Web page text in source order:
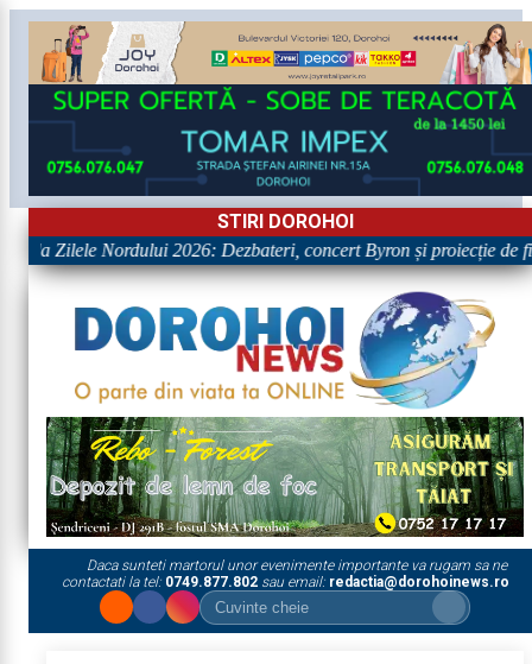
STIRI DOROHOI
la Zilele Nordului 2026: Dezbateri, concert Byron și proiecție de
Daca sunteti martorul unor evenimente importante va rugam sa ne
contactati la tel: 0749.877.802sau email: redactia@dorohoinews.ro